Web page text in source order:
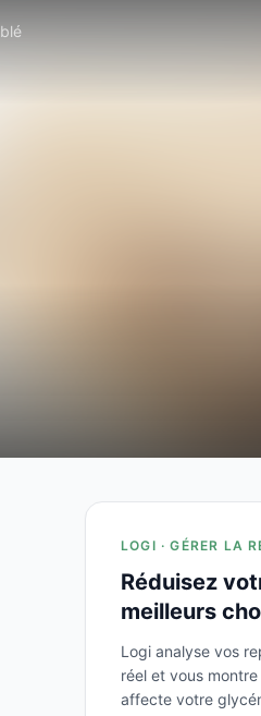
LOGI · GÉRER LA
Réduisez
meilleurs
Logi analyse vos
réel et vous
affecte votre